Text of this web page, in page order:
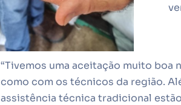
“Tivemos uma aceitação muito
como com os técnicos da região.
assistência técnica tradicional